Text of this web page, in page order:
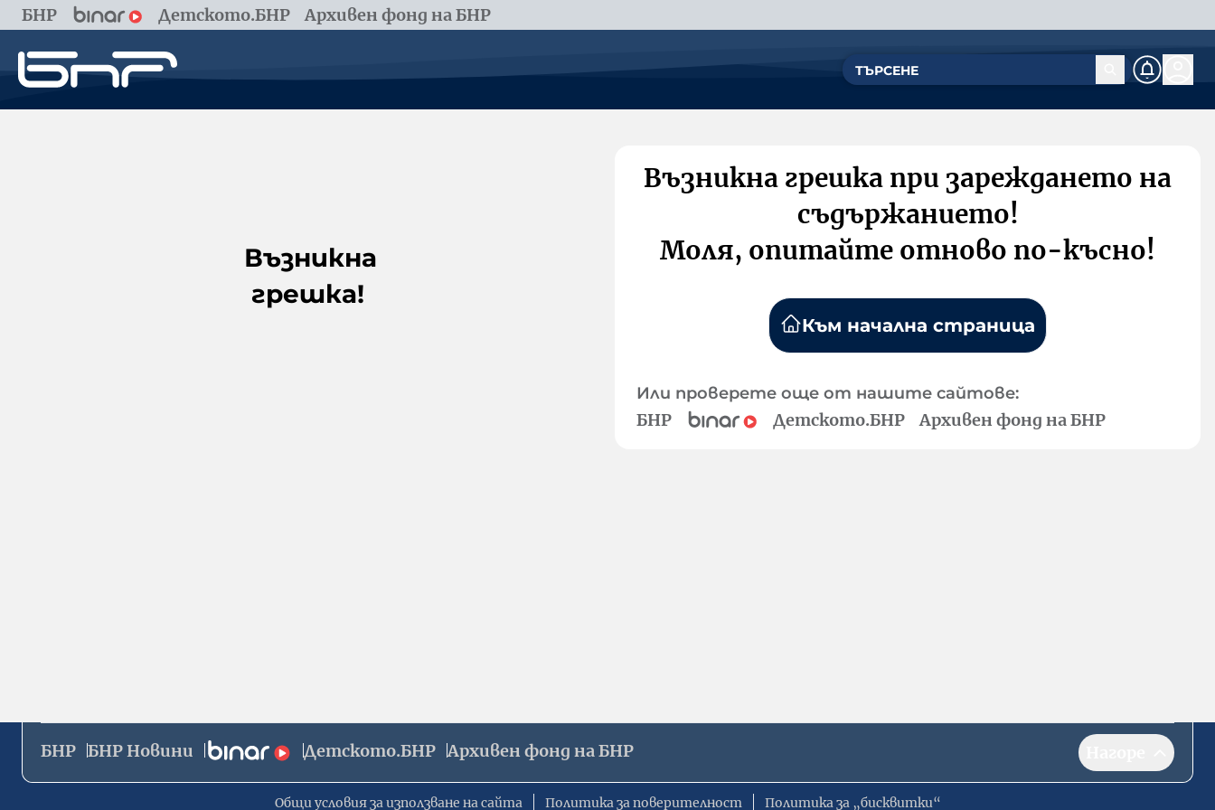
БНР Детското.БНР Архивен фонд на БНР
Възникна
грешка!
Възникна грешка при зареждането на
съдържанието!
Моля, опитайте отново по-късно!
Към начална страница
Или проверете още от нашите сайтове:
БНР Детското.БНР Архивен фонд на БНР
БНР БНР Новини Детското.БНР Архивен фонд на БНР
Общи условия за използване на сайта Политика за поверителност Политика за „бисквитки“